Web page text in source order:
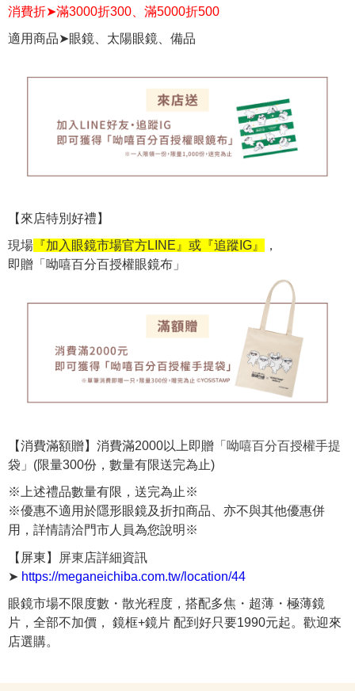
消費折➤滿3000折300、滿5000折500
適用商品➤眼鏡、太陽眼鏡、備品
【來店特別好禮】
現場 『加入眼鏡市場官方LINE』或『追蹤IG』
，
即贈「呦嘻百分百授權眼鏡布」
【消費滿額贈】消費滿2000以上即贈「 呦嘻百分百授權手提
袋」(限量300份，數量有限送完為止)
※上述禮品數量有限，送完為止※
※優惠不適用於隱形眼鏡及折扣商品、亦不與其他優惠併
用，詳情請洽門市人員為您說明※
【屏東】 屏東店詳細資訊
➤ https://meganeichiba.com.tw/location/44
眼鏡市場不限度數・散光程度，搭配多焦・超薄・極薄鏡
片，全部不加價， 鏡框+鏡片 配到好只要1990元起。歡迎來
店選購。